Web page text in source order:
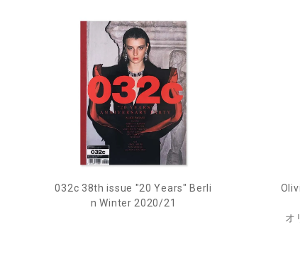
032c 38th issue "20 Years" Berli
n Winter 2020/21
オ